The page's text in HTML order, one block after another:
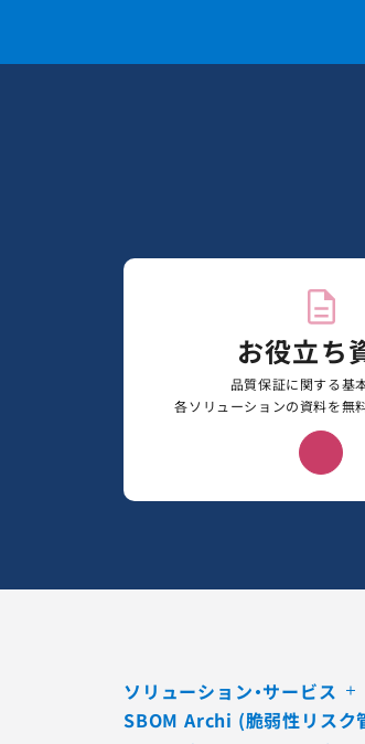
お役立ち
品質保証に関する基
各ソリューションの資料を無
ソリューション・サービス
SBOM Archi (脆弱性リスク